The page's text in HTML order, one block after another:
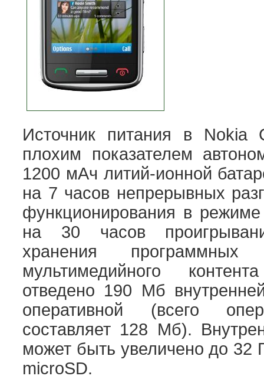
Источник питания в Nokia
плохим показателем
1200 мАч литий-ионной
на 7 часов непрерывных
функционирования в
на 30 часов
хранения
мультимедийного
отведено 190 Мб
оперативной (всего
составляет 128 Мб).
может быть увеличено до 32
microSD.